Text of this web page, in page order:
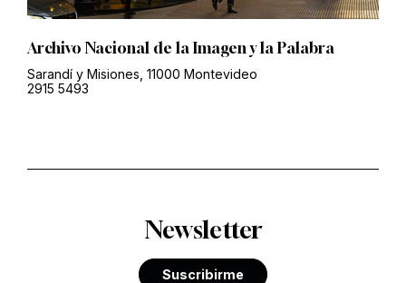
Archivo Nacional de la Imagen y la Palabra
Sarandí y Misiones, 11000 Montevideo
2915 5493
Newsletter
Suscribirme